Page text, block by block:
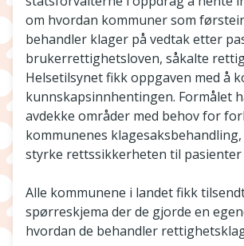
om hvordan kommuner som
behandler klager på vedtak etter
brukerrettighetsloven, såkalte
Helsetilsynet fikk oppgaven med å
kunnskapsinnhentingen. Formålet
avdekke områder med behov for
kommunenes klagesaksbehandling,
styrke rettssikkerheten til
Alle kommunene i landet fikk
spørreskjema der de gjorde en
hvordan de behandler